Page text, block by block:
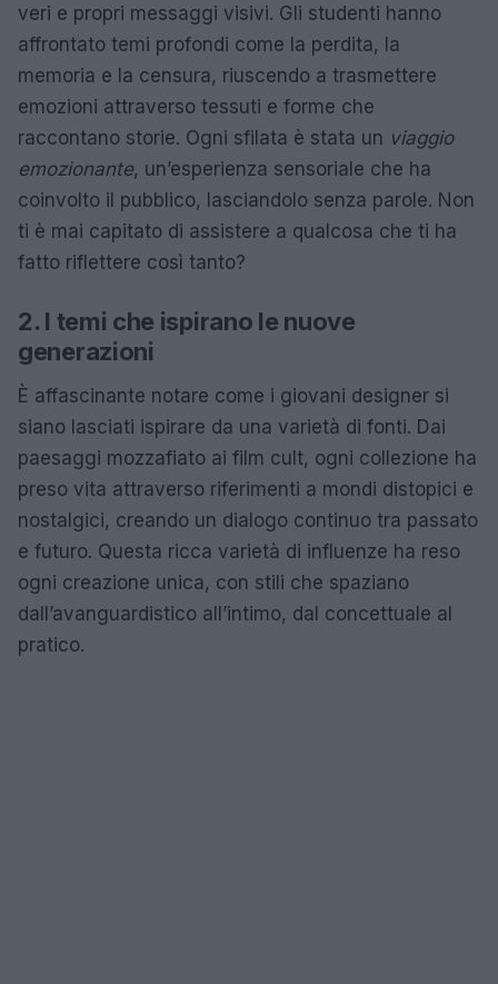
veri e propri messaggi visivi. Gli studenti hanno
affrontato temi profondi come la perdita, la
memoria e la censura, riuscendo a trasmettere
emozioni attraverso tessuti e forme che
raccontano storie. Ogni sfilata è stata un viaggio
emozionante, un’esperienza sensoriale che ha
coinvolto il pubblico, lasciandolo senza parole. Non
ti è mai capitato di assistere a qualcosa che ti ha
fatto riflettere così tanto?
2. I temi che ispirano le nuove
generazioni
È affascinante notare come i giovani designer si
siano lasciati ispirare da una varietà di fonti. Dai
paesaggi mozzafiato ai film cult, ogni collezione ha
preso vita attraverso riferimenti a mondi distopici e
nostalgici, creando un dialogo continuo tra passato
e futuro. Questa ricca varietà di influenze ha reso
ogni creazione unica, con stili che spaziano
dall’avanguardistico all’intimo, dal concettuale al
pratico.